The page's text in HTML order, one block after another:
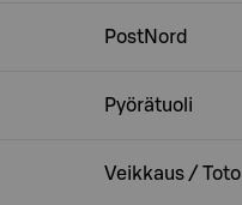
PostNord
Pyörätuoli
Veikkaus / Toto